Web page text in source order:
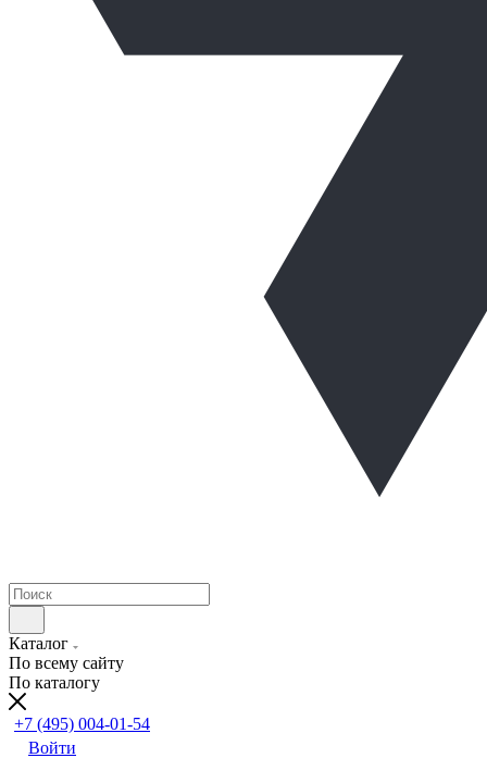
Каталог
По всему сайту
По каталогу
+7 (495) 004-01-54
Войти